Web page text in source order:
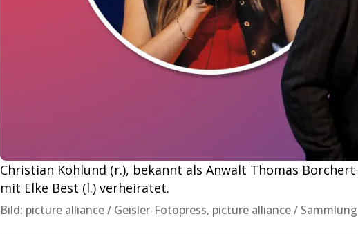
Christian Kohlund (r.), bekannt als Anwalt Thomas
mit Elke Best (l.) verheiratet.
Bild: picture alliance / Geisler-Fotopress, picture alliance /